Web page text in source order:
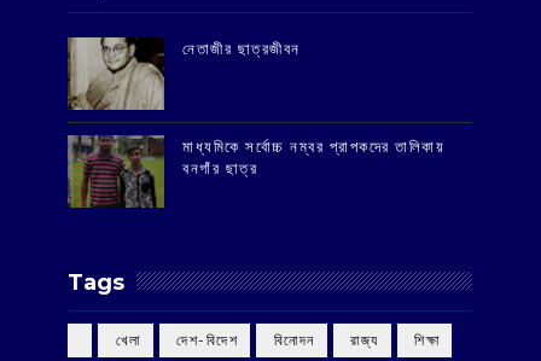
‌নেতাজীর ছাত্রজীবন
মাধ্যমিকে সর্বোচ্চ নম্বর প্রাপকদের তালিকায়
বনগাঁর ছাত্র
Tags
‌ খেলা ‌ দেশ-বিদেশ ‌ বিনোদন ‌ রাজ্য ‌ শিক্ষা